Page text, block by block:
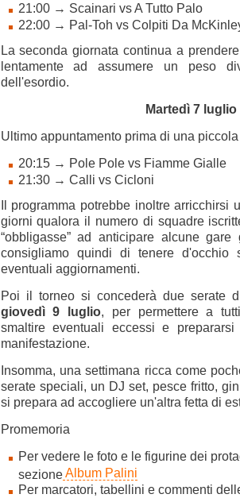
21:00 → Scainari vs A Tutto Palo
22:00 → Pal-Toh vs Colpiti Da
La seconda giornata continua a
lentamente ad assumere un peso
dell'esordio.
Martedì 7 luglio
Ultimo appuntamento prima di una
20:15 → Pole Pole vs Fiamme Gialle
21:30 → Calli vs Cicloni
Il programma potrebbe inoltre arricchirsi
giorni qualora il numero di squadre
“obbligasse” ad anticipare alcune
consigliamo quindi di tenere
eventuali aggiornamenti.
Poi il torneo si concederà due serate
giovedì 9 luglio, per permettere a
smaltire eventuali eccessi e
manifestazione.
Insomma, una settimana ricca come
serate speciali, un DJ set, pesce fritto,
si prepara ad accogliere un'altra fetta di
Promemoria
Per vedere le foto e le figurine dei
sezioneAlbum Palini
Per marcatori, tabellini e commenti